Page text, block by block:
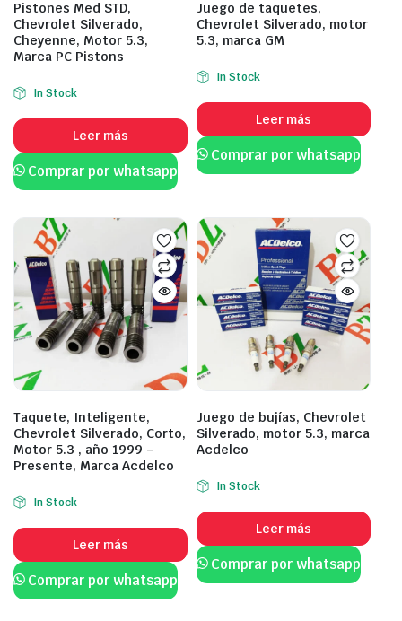
Pistones Med STD,
Chevrolet Silverado,
Cheyenne, Motor 5.3,
Marca PC Pistons
In Stock
Leer más
Comprar por whatsapp
Juego de taquetes,
Chevrolet Silverado, motor
5.3, marca GM
In Stock
Leer más
Comprar por whatsapp
Taquete, Inteligente,
Chevrolet Silverado, Corto,
Motor 5.3 , año 1999 –
Presente, Marca Acdelco
In Stock
Leer más
Comprar por whatsapp
Juego de bujías, Chevrolet
Silverado, motor 5.3, marca
Acdelco
In Stock
Leer más
Comprar por whatsapp